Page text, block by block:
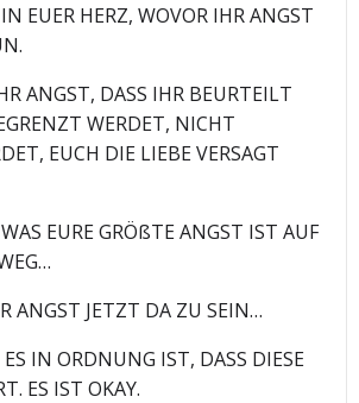
EUER HERZ, WOVOR IHR ANGST
ANGST, DASS IHR BEURTEILT
WERDET, NICHT
EUCH DIE LIEBE VERSAGT
EURE GRÖßTE ANGST IST AUF
ANGST JETZT DA ZU SEIN…
IN ORDNUNG IST, DASS DIESE
ES IST OKAY.